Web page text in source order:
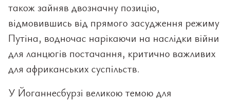
також зайняв двозначну позицію,
відмовившись від прямого засудження режиму
Путіна, водночас нарікаючи на наслідки війни
для ланцюгів постачання, критично важливих
для африканських суспільств.
У Йоганнесбурзі великою темою для